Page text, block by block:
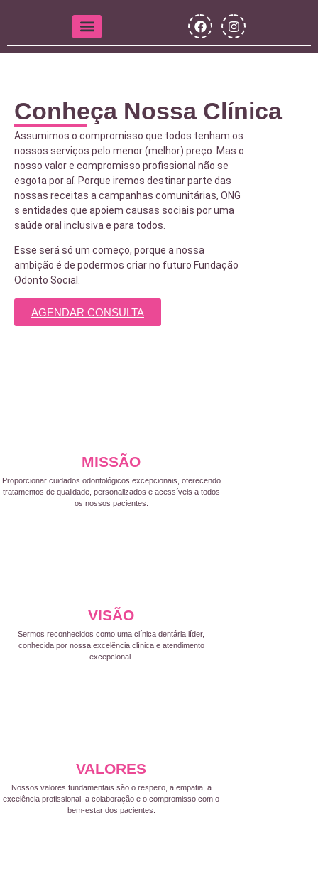
Conheça Nossa Clínica
Assumimos o compromisso que todos tenham os
nossos serviços pelo menor (melhor) preço. Mas o
nosso valor e compromisso profissional não se
esgota por aí. Porque iremos destinar parte das
nossas receitas a campanhas comunitárias, ONG
s entidades que apoiem causas sociais por uma
saúde oral inclusiva e para todos.
Esse será só um começo, porque a nossa
ambição é de podermos criar no futuro Fundação
Odonto Social.
AGENDAR CONSULTA
MISSÃO
Proporcionar cuidados odontológicos excepcionais, oferecendo
tratamentos de qualidade, personalizados e acessíveis a todos
os nossos pacientes.
VISÃO
Sermos reconhecidos como uma clínica dentária líder,
conhecida por nossa excelência clínica e atendimento
excepcional.
VALORES
Nossos valores fundamentais são o respeito, a empatia, a
excelência profissional, a colaboração e o compromisso com o
bem-estar dos pacientes.